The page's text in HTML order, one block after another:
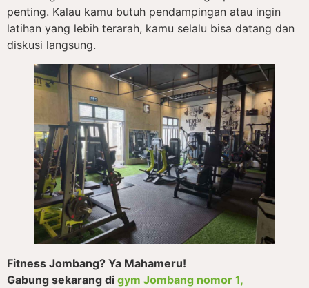
penting. Kalau kamu butuh pendampingan atau ingin
latihan yang lebih terarah, kamu selalu bisa datang dan
diskusi langsung.
Fitness Jombang? Ya Mahameru!
Gabung sekarang di gym Jombang nomor 1,